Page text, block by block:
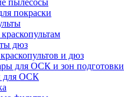
пылесосы
покраски
дюз
и дюз
для ОСК и зон подготовки
для ОСК